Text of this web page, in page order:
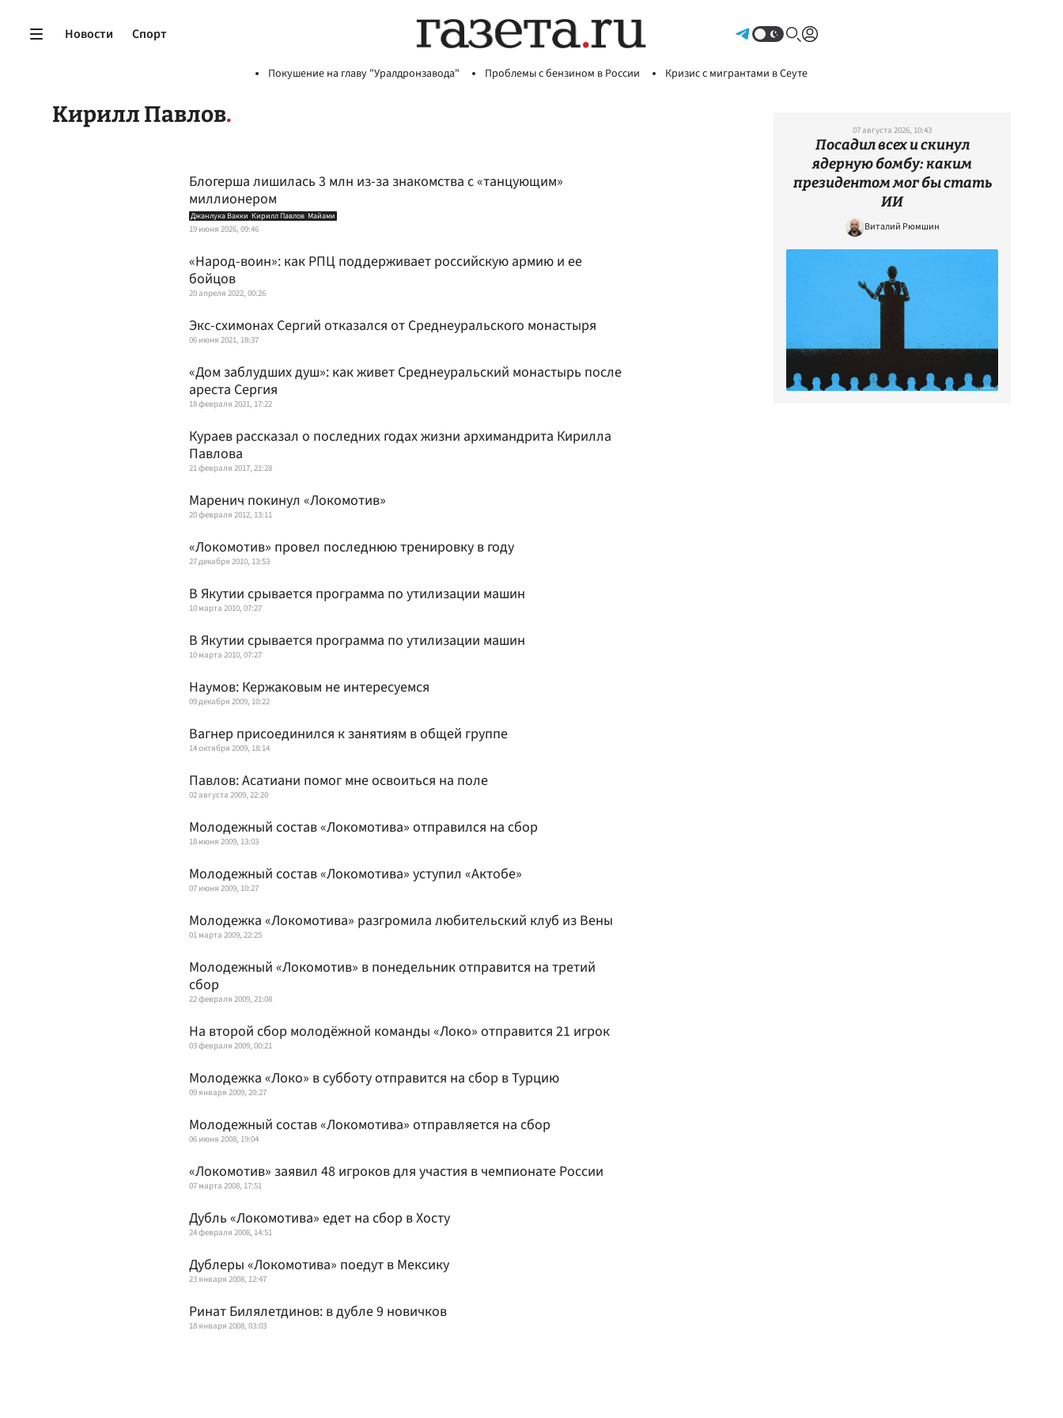
Новости Спорт
Покушение на главу "Уралдронзавода" Проблемы с бензином в России Кризис с мигрантами в Сеуте
Кирилл Павлов
Блогерша лишилась 3 млн из-за знакомства с «танцующим»
миллионером
Джанлука Вакки Кирилл Павлов Майами
19 июня 2026, 09:46
«Народ-воин»: как РПЦ поддерживает российскую армию и ее
бойцов
20 апреля 2022, 00:26
Экс-схимонах Сергий отказался от Среднеуральского монастыря
06 июня 2021, 18:37
«Дом заблудших душ»: как живет Среднеуральский монастырь после
ареста Сергия
18 февраля 2021, 17:22
Кураев рассказал о последних годах жизни архимандрита Кирилла
Павлова
21 февраля 2017, 21:28
Маренич покинул «Локомотив»
20 февраля 2012, 13:11
«Локомотив» провел последнюю тренировку в году
27 декабря 2010, 13:53
В Якутии срывается программа по утилизации машин
10 марта 2010, 07:27
В Якутии срывается программа по утилизации машин
10 марта 2010, 07:27
Наумов: Кержаковым не интересуемся
09 декабря 2009, 10:22
Вагнер присоединился к занятиям в общей группе
14 октября 2009, 18:14
Павлов: Асатиани помог мне освоиться на поле
02 августа 2009, 22:20
Молодежный состав «Локомотива» отправился на сбор
18 июня 2009, 13:03
Молодежный состав «Локомотива» уступил «Актобе»
07 июня 2009, 10:27
Молодежка «Локомотива» разгромила любительский клуб из Вены
01 марта 2009, 22:25
Молодежный «Локомотив» в понедельник отправится на третий
сбор
22 февраля 2009, 21:08
На второй сбор молодёжной команды «Локо» отправится 21 игрок
03 февраля 2009, 00:21
Молодежка «Локо» в субботу отправится на сбор в Турцию
09 января 2009, 20:27
Молодежный состав «Локомотива» отправляется на сбор
06 июня 2008, 19:04
«Локомотив» заявил 48 игроков для участия в чемпионате России
07 марта 2008, 17:51
Дубль «Локомотива» едет на сбор в Хосту
24 февраля 2008, 14:51
Дублеры «Локомотива» поедут в Мексику
23 января 2008, 12:47
Ринат Билялетдинов: в дубле 9 новичков
18 января 2008, 03:03
07 августа 2026, 10:43
Посадил всех и скинул
ядерную бомбу: каким
президентом мог бы стать
ИИ
Виталий Рюмшин